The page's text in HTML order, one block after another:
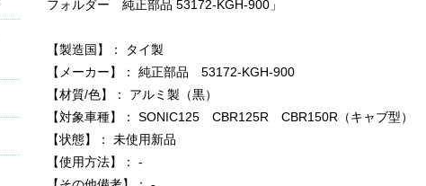
フォルダー 純正部品 53172-KGH-900」
【製造国】： タイ製
【メーカー】： 純正部品 53172-KGH-900
【材質/色】： アルミ製（黒）
【対象車種】： SONIC125 CBR125R CBR150R（キャブ型）
【状態】： 未使用新品
【使用方法】： -